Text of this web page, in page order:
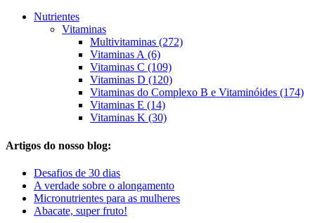
Nutrientes
Vitaminas
Multivitaminas (272)
Vitaminas A (6)
Vitaminas C (109)
Vitaminas D (120)
Vitaminas do Complexo B e Vitaminóides (174)
Vitaminas E (14)
Vitaminas K (30)
Artigos do nosso blog:
Desafios de 30 dias
A verdade sobre o alongamento
Micronutrientes para as mulheres
Abacate, super fruto!